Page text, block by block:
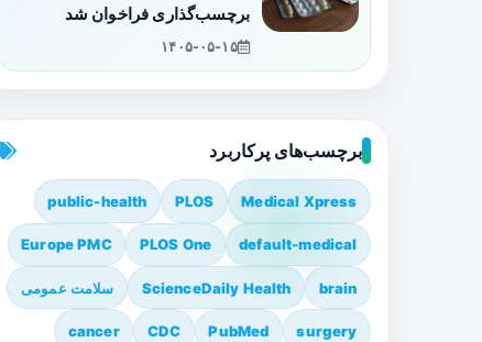
برچسب‌گذاری فراخوان شد
۱۴۰۵-۰۵-۱۵
برچسب‌های پرکاربرد
Medical Xpress
PLOS
public-health
default-medical
PLOS One
Europe PMC
brain
ScienceDaily Health سلامت عمومی
surgery
PubMed
CDC
cancer